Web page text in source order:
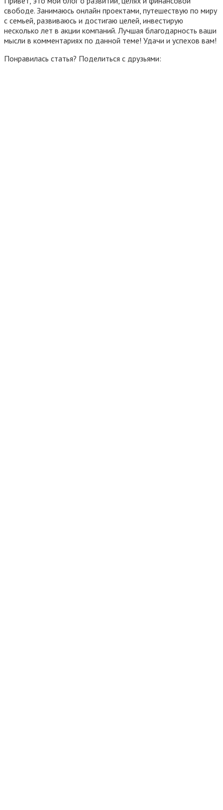
свободе. Занимаюсь онлайн проектами, путешествую по миру
с семьей, развиваюсь и достигаю целей, инвестирую
несколько лет в акции компаний. Лучшая благодарность ваши
мысли в комментариях по данной теме! Удачи и успехов вам!
Понравилась статья? Поделиться с друзьями: